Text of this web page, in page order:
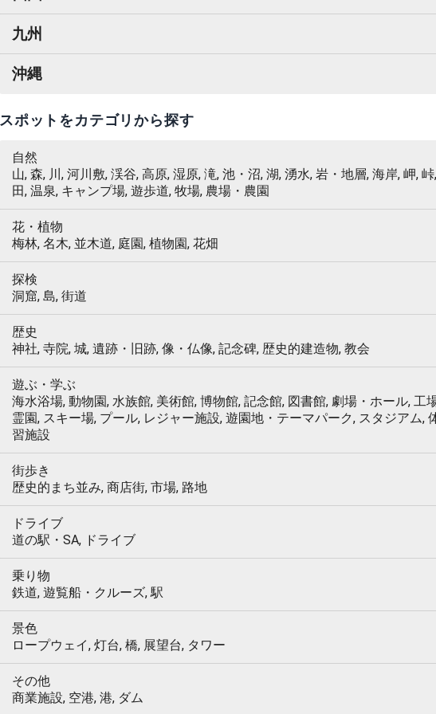
九州
沖縄
スポットをカテゴリから探す
自然
山, 森, 川, 河川敷, 渓谷, 高原, 湿原, 滝, 池・沼, 湖, 湧水, 岩・地層, 海岸, 岬,
田, 温泉, キャンプ場, 遊歩道, 牧場, 農場・農園
花・植物
梅林, 名木, 並木道, 庭園, 植物園, 花畑
探検
洞窟, 島, 街道
歴史
神社, 寺院, 城, 遺跡・旧跡, 像・仏像, 記念碑, 歴史的建造物, 教会
遊ぶ・学ぶ
海水浴場, 動物園, 水族館, 美術館, 博物館, 記念館, 図書館, 劇場・ホール, 工
霊園, スキー場, プール, レジャー施設, 遊園地・テーマパーク, スタジアム,
習施設
街歩き
歴史的まち並み, 商店街, 市場, 路地
ドライブ
道の駅・SA, ドライブ
乗り物
鉄道, 遊覧船・クルーズ, 駅
景色
ロープウェイ, 灯台, 橋, 展望台, タワー
その他
商業施設, 空港, 港, ダム